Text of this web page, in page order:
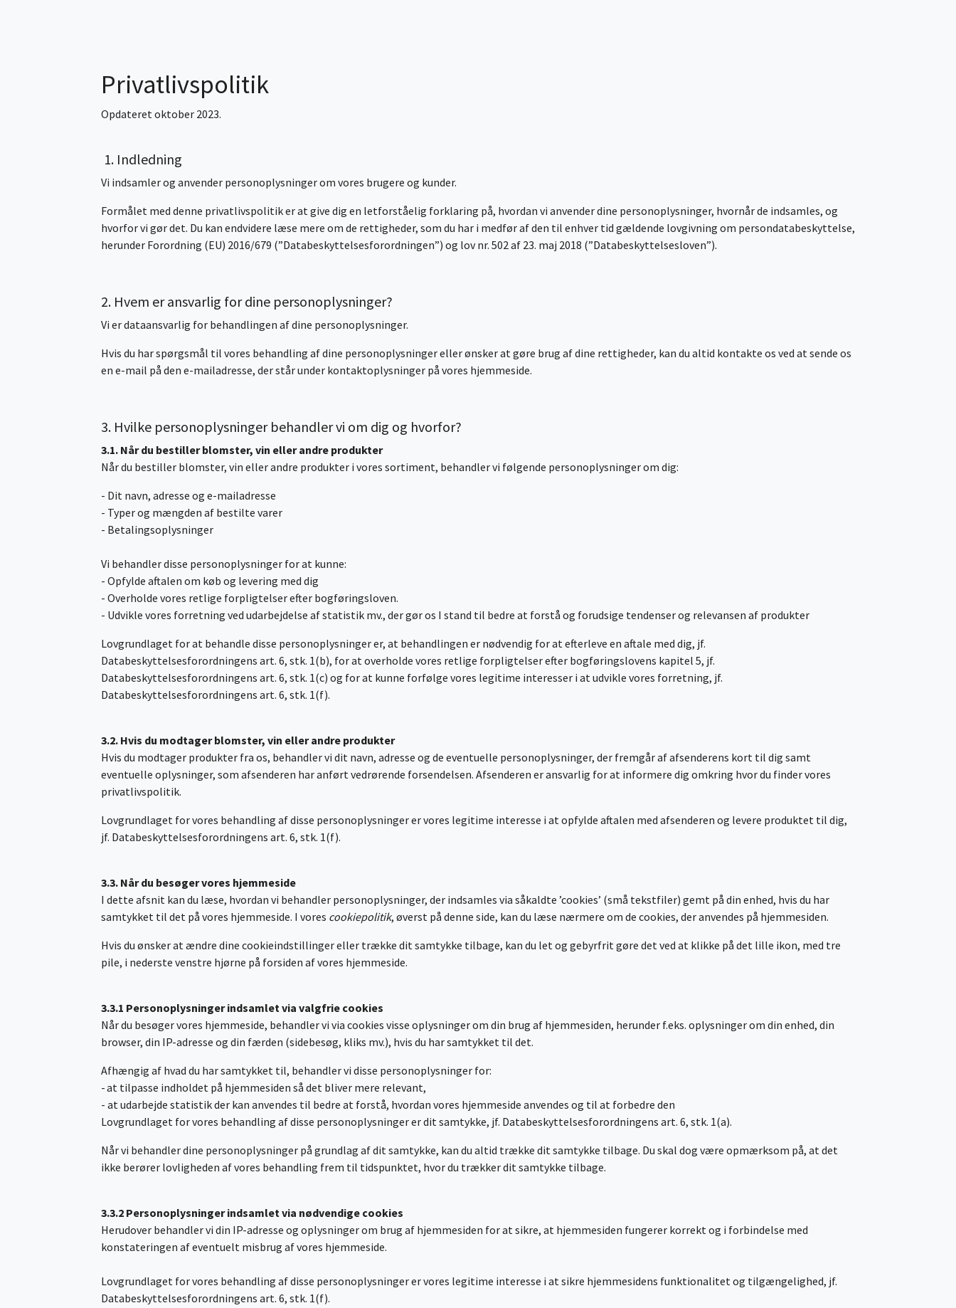
Privatlivspolitik
Opdateret oktober 2023.
1. Indledning
Vi indsamler og anvender personoplysninger om vores brugere og kunder.
Formålet med denne privatlivspolitik er at give dig en letforståelig forklaring på, hvordan vi anvender dine personoplysninger, hvornår de indsamles, og
hvorfor vi gør det. Du kan endvidere læse mere om de rettigheder, som du har i medfør af den til enhver tid gældende lovgivning om persondatabeskyttelse,
herunder Forordning (EU) 2016/679 (”Databeskyttelsesforordningen”) og lov nr. 502 af 23. maj 2018 (”Databeskyttelsesloven”).
2. Hvem er ansvarlig for dine personoplysninger?
Vi er dataansvarlig for behandlingen af dine personoplysninger.
Hvis du har spørgsmål til vores behandling af dine personoplysninger eller ønsker at gøre brug af dine rettigheder, kan du altid kontakte os ved at sende os
en e-mail på den e-mailadresse, der står under kontaktoplysninger på vores hjemmeside.
3. Hvilke personoplysninger behandler vi om dig og hvorfor?
3.1. Når du bestiller blomster, vin eller andre produkter
Når du bestiller blomster, vin eller andre produkter i vores sortiment, behandler vi følgende personoplysninger om dig:
- Dit navn, adresse og e-mailadresse
- Typer og mængden af bestilte varer
- Betalingsoplysninger
Vi behandler disse personoplysninger for at kunne:
- Opfylde aftalen om køb og levering med dig
- Overholde vores retlige forpligtelser efter bogføringsloven.
- Udvikle vores forretning ved udarbejdelse af statistik mv., der gør os I stand til bedre at forstå og forudsige tendenser og relevansen af produkter
Lovgrundlaget for at behandle disse personoplysninger er, at behandlingen er nødvendig for at efterleve en aftale med dig, jf.
Databeskyttelsesforordningens art. 6, stk. 1(b), for at overholde vores retlige forpligtelser efter bogføringslovens kapitel 5, jf.
Databeskyttelsesforordningens art. 6, stk. 1(c) og for at kunne forfølge vores legitime interesser i at udvikle vores forretning, jf.
Databeskyttelsesforordningens art. 6, stk. 1(f).
3.2. Hvis du modtager blomster, vin eller andre produkter
Hvis du modtager produkter fra os, behandler vi dit navn, adresse og de eventuelle personoplysninger, der fremgår af afsenderens kort til dig samt
eventuelle oplysninger, som afsenderen har anført vedrørende forsendelsen. Afsenderen er ansvarlig for at informere dig omkring hvor du finder vores
privatlivspolitik.
Lovgrundlaget for vores behandling af disse personoplysninger er vores legitime interesse i at opfylde aftalen med afsenderen og levere produktet til dig,
jf. Databeskyttelsesforordningens art. 6, stk. 1(f).
3.3. Når du besøger vores hjemmeside
I dette afsnit kan du læse, hvordan vi behandler personoplysninger, der indsamles via såkaldte ’cookies’ (små tekstfiler) gemt på din enhed, hvis du har
samtykket til det på vores hjemmeside. I vores cookiepolitik, øverst på denne side, kan du læse nærmere om de cookies, der anvendes på hjemmesiden.
Hvis du ønsker at ændre dine cookieindstillinger eller trække dit samtykke tilbage, kan du let og gebyrfrit gøre det ved at klikke på det lille ikon, med tre
pile, i nederste venstre hjørne på forsiden af vores hjemmeside.
3.3.1 Personoplysninger indsamlet via valgfrie cookies
Når du besøger vores hjemmeside, behandler vi via cookies visse oplysninger om din brug af hjemmesiden, herunder f.eks. oplysninger om din enhed, din
browser, din IP-adresse og din færden (sidebesøg, kliks mv.), hvis du har samtykket til det.
Afhængig af hvad du har samtykket til, behandler vi disse personoplysninger for:
- at tilpasse indholdet på hjemmesiden så det bliver mere relevant,
- at udarbejde statistik der kan anvendes til bedre at forstå, hvordan vores hjemmeside anvendes og til at forbedre den
Lovgrundlaget for vores behandling af disse personoplysninger er dit samtykke, jf. Databeskyttelsesforordningens art. 6, stk. 1(a).
Når vi behandler dine personoplysninger på grundlag af dit samtykke, kan du altid trække dit samtykke tilbage. Du skal dog være opmærksom på, at det
ikke berører lovligheden af vores behandling frem til tidspunktet, hvor du trækker dit samtykke tilbage.
3.3.2 Personoplysninger indsamlet via nødvendige cookies
Herudover behandler vi din IP-adresse og oplysninger om brug af hjemmesiden for at sikre, at hjemmesiden fungerer korrekt og i forbindelse med
konstateringen af eventuelt misbrug af vores hjemmeside.
Lovgrundlaget for vores behandling af disse personoplysninger er vores legitime interesse i at sikre hjemmesidens funktionalitet og tilgængelighed, jf.
Databeskyttelsesforordningens art. 6, stk. 1(f).